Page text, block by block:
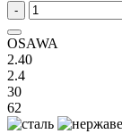
-
OSAWA
2.40
2.4
30
62